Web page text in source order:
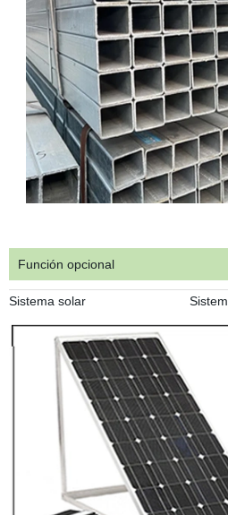
Función opcional
Sistema solar Sistema